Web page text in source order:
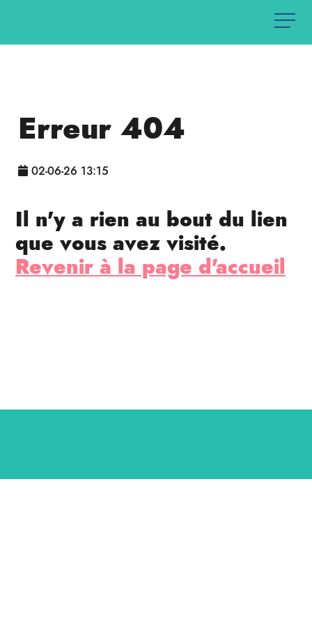
Erreur 404
02-06-26 13:15
Il n'y a rien au bout du lien
que vous avez visité.
Revenir à la page d'accueil